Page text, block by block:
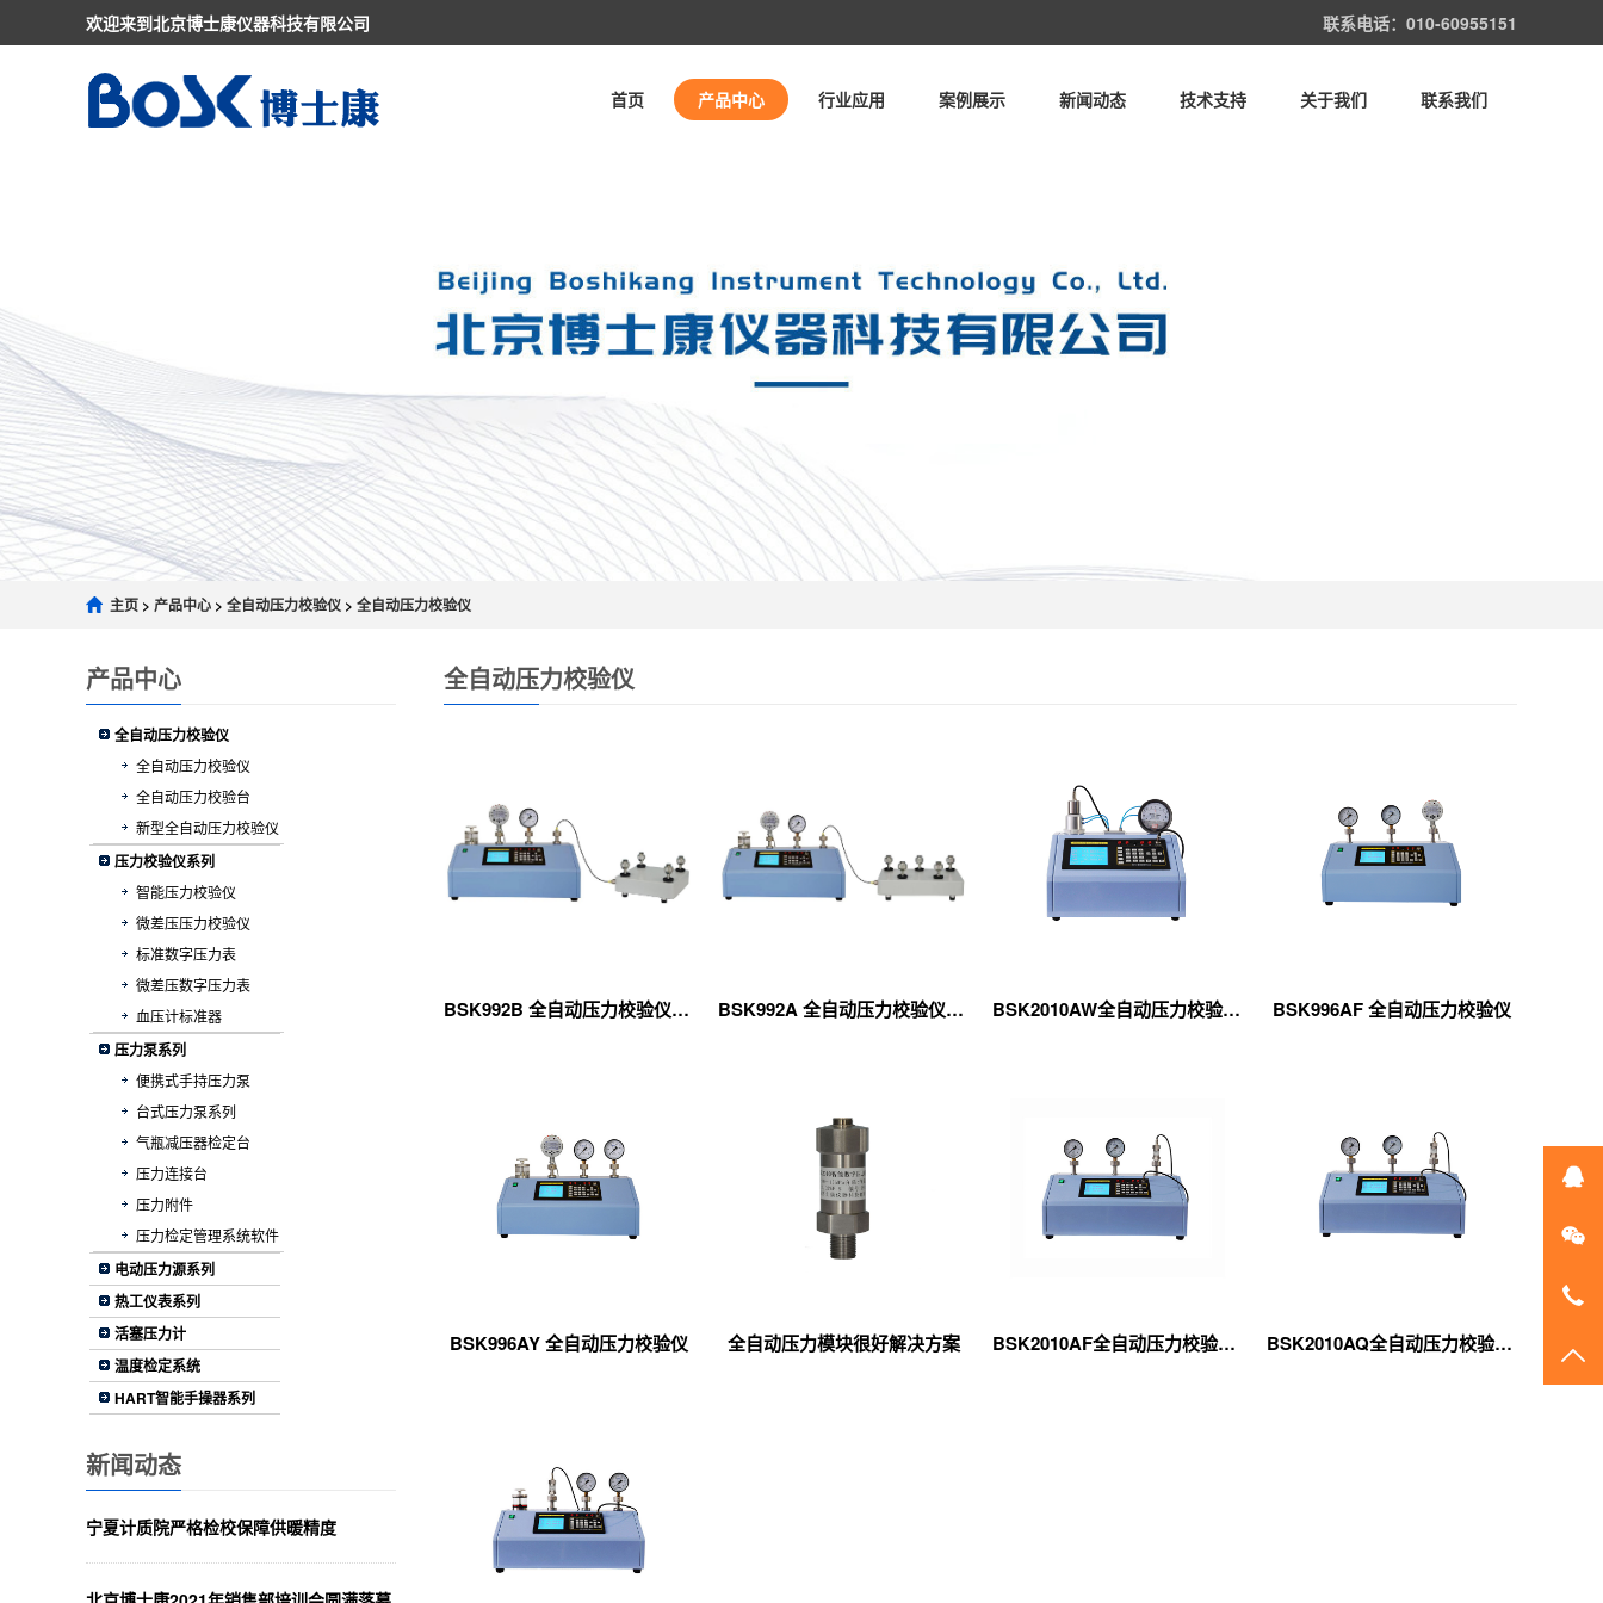
欢迎来到北京博士康仪器科技有限公司 联系电话：010-60955151
首页 产品中心 行业应用 案例展示 新闻动态 技术支持 关于我们 联系我们
主页 > 产品中心 > 全自动压力校验仪 > 全自动压力校验仪
产品中心
全自动压力校验仪
全自动压力校验仪
全自动压力校验台
新型全自动压力校验仪
压力校验仪系列
智能压力校验仪
微差压压力校验仪
标准数字压力表
微差压数字压力表
血压计标准器
压力泵系列
便携式手持压力泵
台式压力泵系列
气瓶减压器检定台
压力连接台
压力附件
压力检定管理系统软件
电动压力源系列
热工仪表系列
活塞压力计
温度检定系统
HART智能手操器系列
新闻动态
宁夏计质院严格检校保障供暖精度
全自动压力校验仪
BSK992B 全自动压力校验仪（新款） BSK992A 全自动压力校验仪（新款） BSK2010AW全自动压力校验仪（微压模块型） BSK996AF 全自动压力校验仪
BSK996AY 全自动压力校验仪 全自动压力模块很好解决方案 BSK2010AF全自动压力校验仪（正负压模块型） BSK2010AQ全自动压力校验仪（气体模块型）
在
微